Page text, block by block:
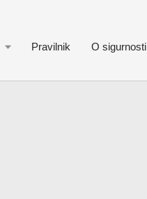
Pravilnik O sigurnosti